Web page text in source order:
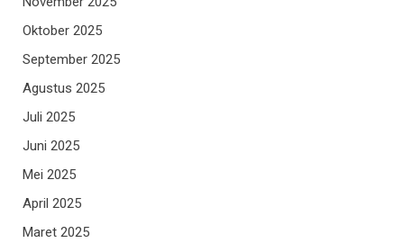
Oktober 2025
September 2025
Agustus 2025
Juli 2025
Juni 2025
Mei 2025
April 2025
Maret 2025